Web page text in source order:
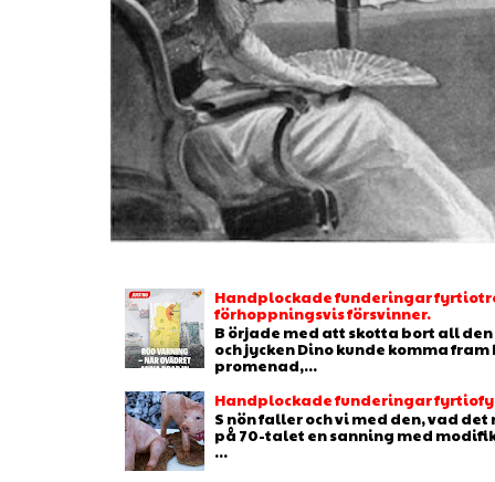
Handplockade funderingar
förhoppningsvis försvinner.
B örjade med att skotta bort all
och jycken Dino kunde komma
promenad,...
Handplockade funderingar
S nön faller och vi med den, vad
på 70-talet en sanning med
...